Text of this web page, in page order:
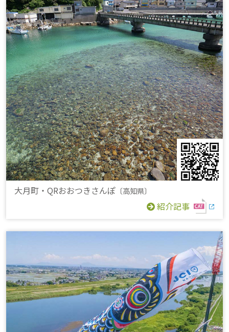
大月町・QRおおつきさんぽ 〔高知県〕
紹介記事